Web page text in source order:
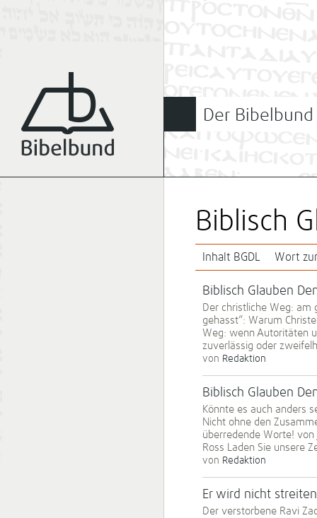
Der Bibelbund
Biblisch
Inhalt BGDL Wort
Biblisch Glauben
Der christliche Weg: am
gehasst“: Warum
Weg: wenn Autoritäten
zuverlässig oder
von Redaktion
Biblisch Glauben
Könnte es auch anders
Nicht ohne den
überredende Worte! von
Ross Laden Sie unsere
von Redaktion
Er wird nicht
Der verstorbene Ravi